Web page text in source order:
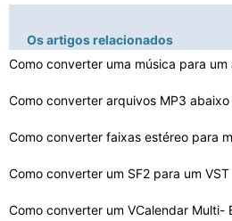
Os artigos relacionados
Como converter uma música para um
Como converter arquivos MP3
Como converter faixas estéreo para
Como converter um SF2 para um VST